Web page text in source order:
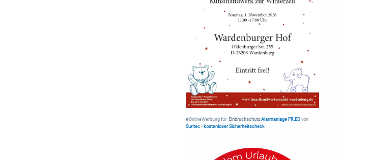
#OnlineWerbung für Einbruchschutz Alarmanlage FR.ED von
Suritec• kostenloser Sicherheitscheck